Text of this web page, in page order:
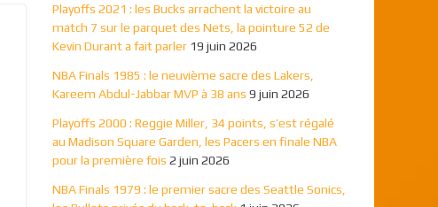
Playoffs 2021 : les Bucks arrachent la victoire au
match 7 sur le parquet des Nets, la pointure 52 de
Kevin Durant a fait parler 19 juin 2026
NBA Finals 1985 : le neuvième sacre des Lakers,
Kareem Abdul-Jabbar MVP à 38 ans 9 juin 2026
Playoffs 2000 : Reggie Miller, 34 points, s’est régalé
au Madison Square Garden, les Pacers en finale NBA
pour la première fois 2 juin 2026
NBA Finals 1979 : le premier sacre des Seattle Sonics,